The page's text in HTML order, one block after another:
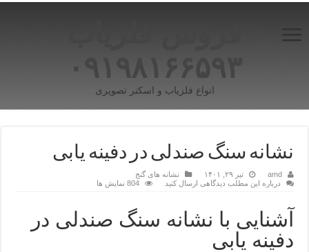
۰۹۱۹۸۱۶۶۵۹۳
انواع فلزیاب و اسکنر تصویری
نشانه سنگ صندلی در دفینه یابی
amd تیر ۲۹, ۱۴۰۱
نشانه های گنج
درباره این مطلب دیدگاهی ارسال کنید
804 نمایش ها
آشنایی با نشانه سنگ صندلی در
دفینه یابی